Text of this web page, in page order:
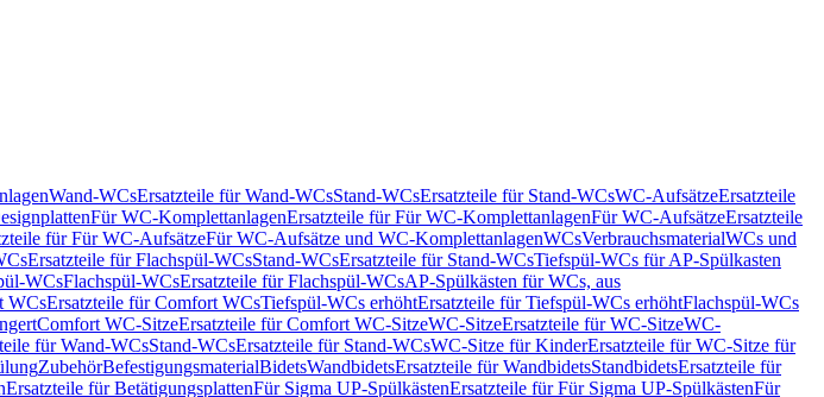
Wand-WCsErsatzteile für Wand-WCsStand-WCsErsatzteile für Stand-WCsWC-AufsätzeErsatzteile
Für WC-KomplettanlagenErsatzteile für Für WC-KomplettanlagenFür WC-AufsätzeErsatzteile
für Für WC-AufsätzeFür WC-Aufsätze und WC-KomplettanlagenWCsVerbrauchsmaterialWCs und
Ersatzteile für Flachspül-WCsStand-WCsErsatzteile für Stand-WCsTiefspül-WCs für AP-Spülkasten
WCsFlachspül-WCsErsatzteile für Flachspül-WCsAP-Spülkästen für WCs, aus
WCsErsatzteile für Comfort WCsTiefspül-WCs erhöhtErsatzteile für Tiefspül-WCs erhöhtFlachspül-WCs
Comfort WC-SitzeErsatzteile für Comfort WC-SitzeWC-SitzeErsatzteile für WC-SitzeWC-
für Wand-WCsStand-WCsErsatzteile für Stand-WCsWC-Sitze für KinderErsatzteile für WC-Sitze für
ZubehörBefestigungsmaterialBidetsWandbidetsErsatzteile für WandbidetsStandbidetsErsatzteile für
Ersatzteile für BetätigungsplattenFür Sigma UP-SpülkästenErsatzteile für Für Sigma UP-SpülkästenFür